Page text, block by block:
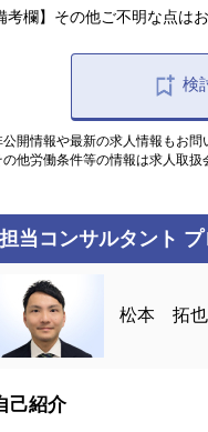
考欄】その他ご不明な点は
検
開情報や最新の求人情報もお問
他労働条件等の情報は求人取扱
担当コンサルタント
松本 拓也
己紹介